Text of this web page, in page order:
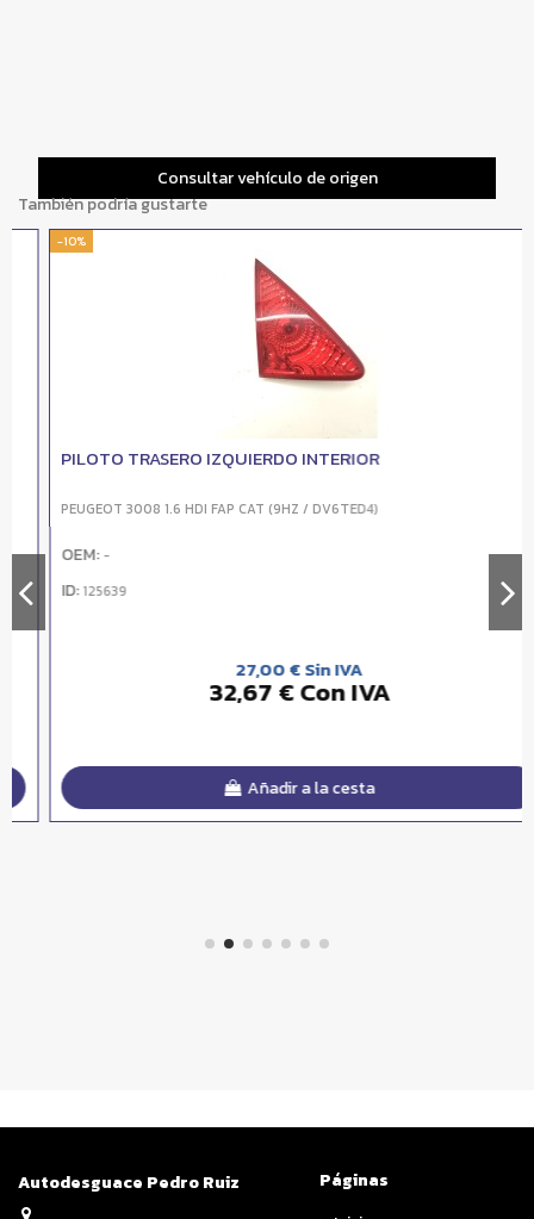
Consultar vehículo de origen
También podría gustarte
PILOTO TRASERO IZQUIERDO INTERIOR
PEUGEOT 3008 1.6 HDI FAP CAT (9HZ / DV6TED4)
OEM:-
ID: 125639
27,00 € Sin IVA
32,67 € Con IVA
Añadir a la cesta
Autodesguace Pedro Ruiz
Páginas